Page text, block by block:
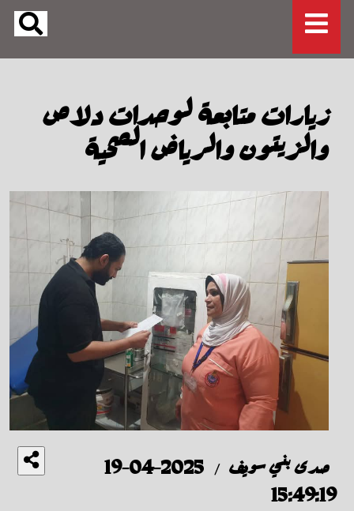
زيارات متابعة لوحدات دلاص
والزيتون والرياض الصحية
صدى بني سويف /
2025-04-19
15:49:19